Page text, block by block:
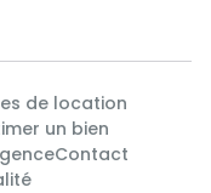
de location
un bien
Contact